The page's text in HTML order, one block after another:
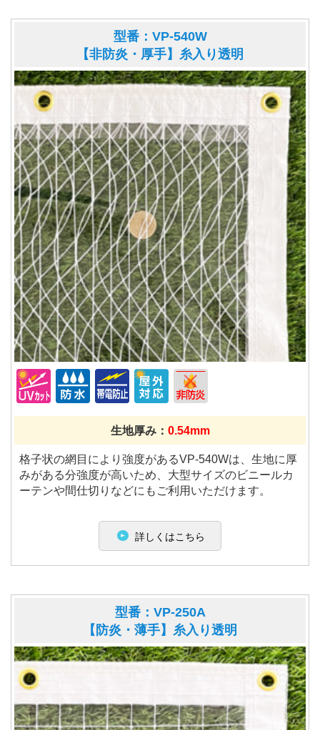
型番：VP-540W
【非防炎・厚手】糸入り透明
生地厚み： 0.54mm
格子状の網目により強度があるVP-540Wは、生地に厚
みがある分強度が高いため、大型サイズのビニールカ
ーテンや間仕切りなどにもご利用いただけます。
詳しくはこちら
型番：VP-250A
【防炎・薄手】糸入り透明